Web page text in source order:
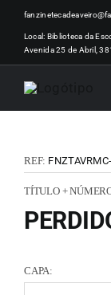
Skip
content
Local: Biblioteca da
Avenida 25 de Abril,
REF:
TÍTULO +
CAPA: